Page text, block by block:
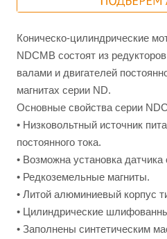
Коническо-цилиндрические
NDCMB состоят из
валами и двигателей
магнитах серии ND.
Основные свойства серии
• Низковольтный источник
постоянного тока.
• Возможна установка датчика
• Редкоземельные магниты.
• Литой алюминиевый корпус
• Цилиндрические
• Заполнены синтетическим